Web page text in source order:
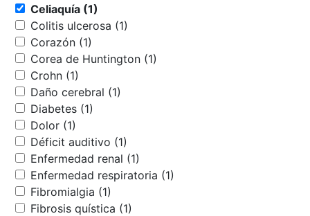
Celiaquía (1)
Colitis ulcerosa (1)
Corazón (1)
Corea de Huntington (1)
Crohn (1)
Daño cerebral (1)
Diabetes (1)
Dolor (1)
Déficit auditivo (1)
Enfermedad renal (1)
Enfermedad respiratoria (1)
Fibromialgia (1)
Fibrosis quística (1)